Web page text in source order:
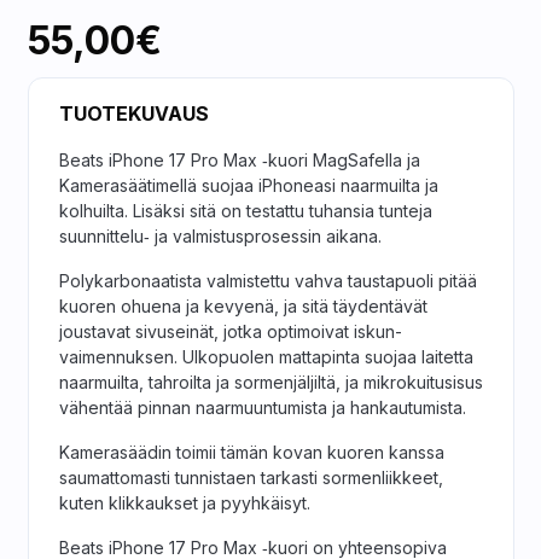
55,00€
TUOTEKUVAUS
Beats iPhone 17 Pro Max ‑kuori MagSafella ja
Kamerasäätimellä suojaa iPhoneasi naarmuilta ja
kolhuilta. Lisäksi sitä on testattu tuhansia tunteja
suunnittelu‑ ja valmistus­prosessin aikana.
Polykarbonaatista valmistettu vahva tausta­puoli pitää
kuoren ohuena ja kevyenä, ja sitä täydentävät
joustavat sivuseinät, jotka optimoivat iskun­
vaimennuksen. Ulkopuolen mattapinta suojaa laitetta
naarmuilta, tahroilta ja sormenjäljiltä, ja mikrokuitu­sisus
vähentää pinnan naarmuuntumista ja hankautumista.
Kamera­säädin toimii tämän kovan kuoren kanssa
saumattomasti tunnistaen tarkasti sormenliikkeet,
kuten klikkaukset ja pyyhkäisyt.
Beats iPhone 17 Pro Max ‑kuori on yhteen­sopiva